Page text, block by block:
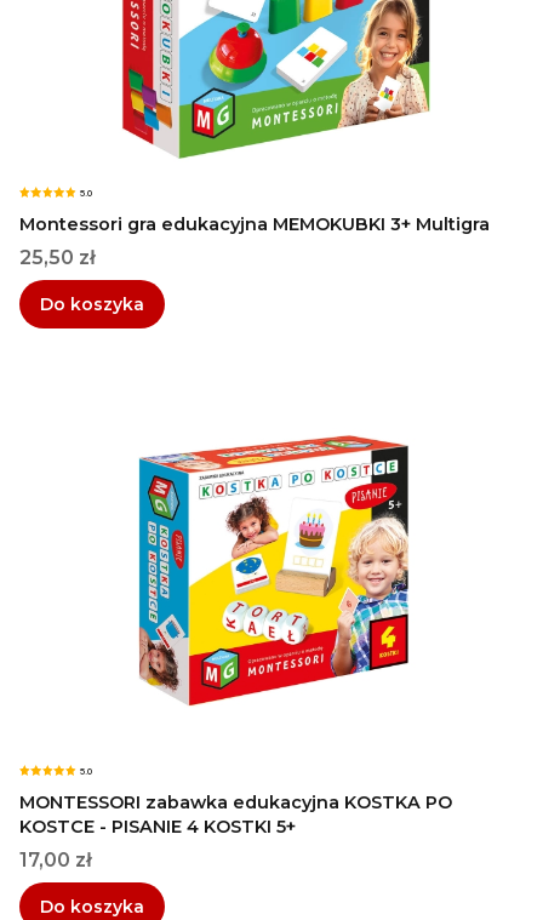
5.0
Montessori gra edukacyjna MEMOKUBKI 3+ Multigra
Cena
25,50 zł
Do koszyka
5.0
MONTESSORI zabawka edukacyjna KOSTKA PO
KOSTCE - PISANIE 4 KOSTKI 5+
Cena
17,00 zł
Do koszyka